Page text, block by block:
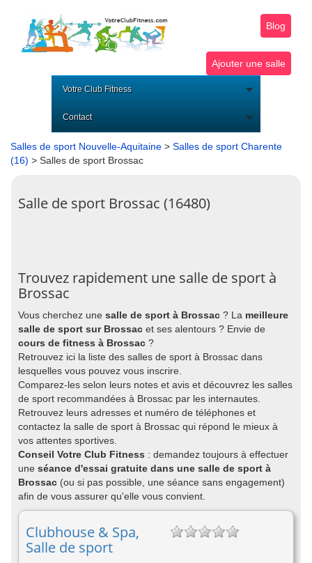
Blog
Ajouter une salle
Votre Club Fitness
Contact
Salles de sport Nouvelle-Aquitaine > Salles de sport Charente
(16) > Salles de sport Brossac
Salle de sport Brossac (16480)
Trouvez rapidement une salle de sport à
Brossac
Vous cherchez une salle de sport à Brossac ? La meilleure
salle de sport sur Brossac et ses alentours ? Envie de
cours de fitness à Brossac ?
Retrouvez ici la liste des salles de sport à Brossac dans
lesquelles vous pouvez vous inscrire.
Comparez-les selon leurs notes et avis et découvrez les salles
de sport recommandées à Brossac par les internautes.
Retrouvez leurs adresses et numéro de téléphones et
contactez la salle de sport à Brossac qui répond le mieux à
vos attentes sportives.
Conseil Votre Club Fitness : demandez toujours à effectuer
une séance d'essai gratuite dans une salle de sport à
Brossac (ou si pas possible, une séance sans engagement)
afin de vous assurer qu'elle vous convient.
Clubhouse & Spa,
Salle de sport